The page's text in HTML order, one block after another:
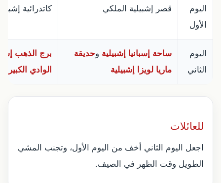
اليوم
الأول
قصر إشبيلية الملكي كاتدرائية
اليوم
الثاني
ساحة إسبانيا إشبيلية وحديقة
ماريا لويزا إشبيلية
برج الذهب
الوادي الكبير
للعائلات
اجعل اليوم الثاني أخف من اليوم الأول، وتجنب المشي
الطويل وقت الظهر في الصيف.